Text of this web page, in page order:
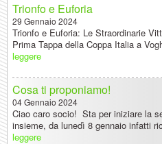
Trionfo e Euforia
29 Gennaio 2024
Trionfo e Euforia: Le Straordinarie
Prima Tappa della Coppa Italia a
leggere
Cosa ti proponiamo!
04 Gennaio 2024
Ciao caro socio! Sta per iniziare la
insieme, da lunedì 8 gennaio infatti
leggere